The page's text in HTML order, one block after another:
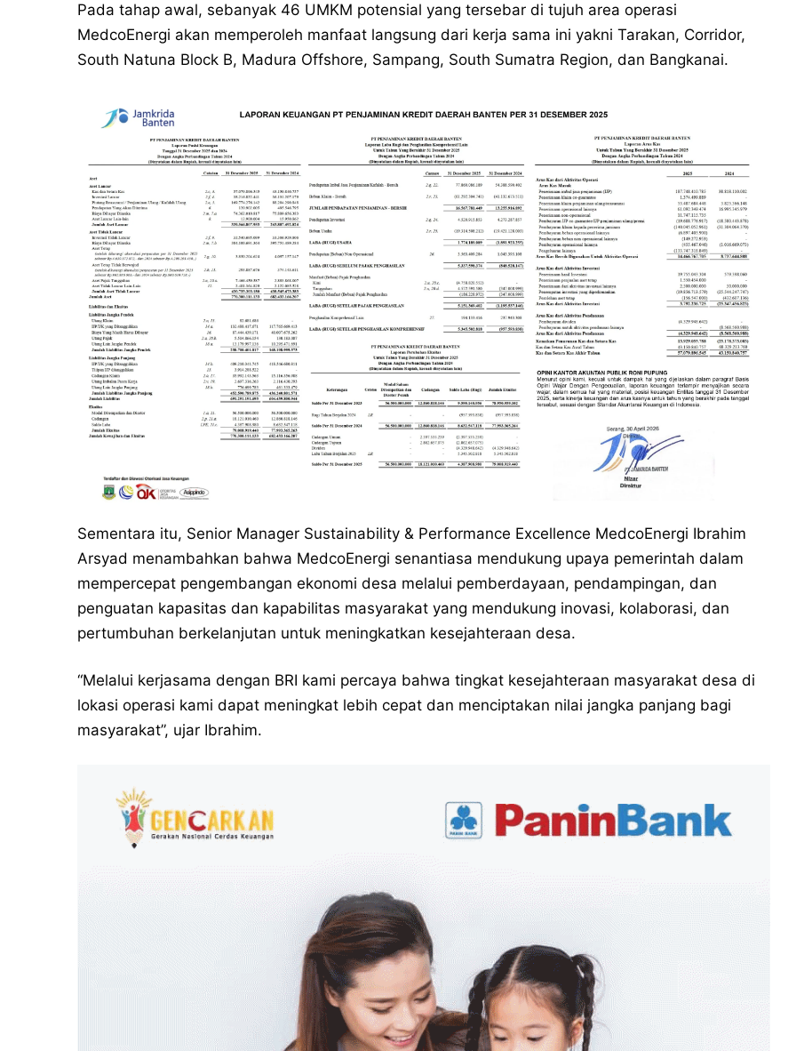
Pada tahap awal, sebanyak 46 UMKM potensial yang tersebar di tujuh area operasi
MedcoEnergi akan memperoleh manfaat langsung dari kerja sama ini yakni Tarakan, Corridor,
South Natuna Block B, Madura Offshore, Sampang, South Sumatra Region, dan Bangkanai.
Sementara itu, Senior Manager Sustainability & Performance Excellence MedcoEnergi Ibrahim
Arsyad menambahkan bahwa MedcoEnergi senantiasa mendukung upaya pemerintah dalam
mempercepat pengembangan ekonomi desa melalui pemberdayaan, pendampingan, dan
penguatan kapasitas dan kapabilitas masyarakat yang mendukung inovasi, kolaborasi, dan
pertumbuhan berkelanjutan untuk meningkatkan kesejahteraan desa.
“Melalui kerjasama dengan BRI kami percaya bahwa tingkat kesejahteraan masyarakat desa di
lokasi operasi kami dapat meningkat lebih cepat dan menciptakan nilai jangka panjang bagi
masyarakat”, ujar Ibrahim.